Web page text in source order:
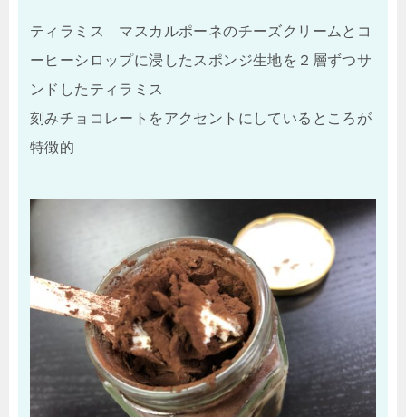
ティラミス マスカルポーネのチーズクリームとコ
ーヒーシロップに浸したスポンジ生地を２層ずつサ
ンドしたティラミス
刻みチョコレートをアクセントにしているところが
特徴的